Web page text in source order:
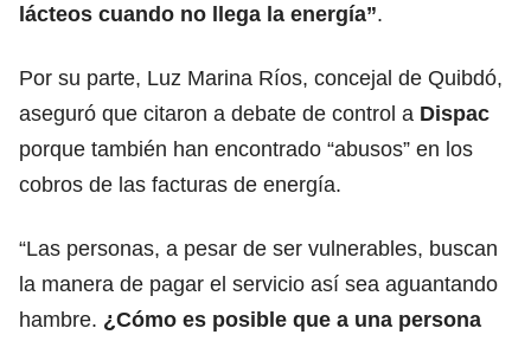
lácteos cuando no llega la energía”.
Por su parte, Luz Marina Ríos, concejal de Quibdó,
aseguró que citaron a debate de control a Dispac
porque también han encontrado “abusos” en los
cobros de las facturas de energía.
“Las personas, a pesar de ser vulnerables, buscan
la manera de pagar el servicio así sea aguantando
hambre. ¿Cómo es posible que a una persona